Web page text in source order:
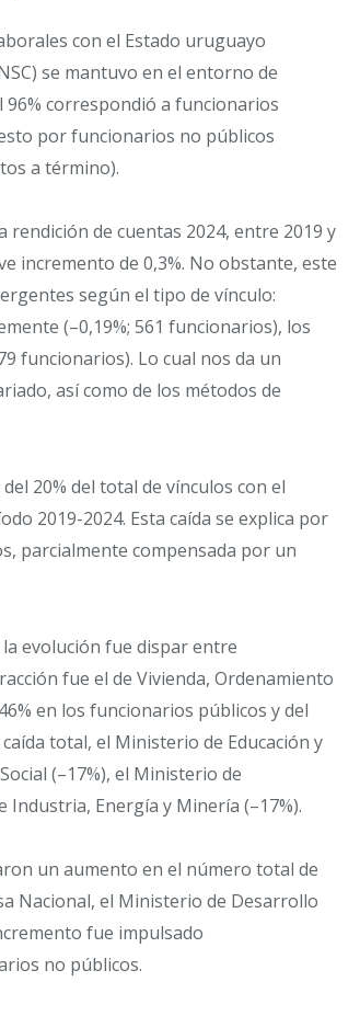
con el Estado uruguayo
se mantuvo en el entorno de
96% correspondió a funcionarios
por funcionarios no públicos
a término).
de cuentas 2024, entre 2019 y
incremento de 0,3%. No obstante, este
según el tipo de vínculo:
(–0,19%; 561 funcionarios), los
funcionarios). Lo cual nos da un
así como de los métodos de
20% del total de vínculos con el
2019-2024. Esta caída se explica por
parcialmente compensada por un
evolución fue dispar entre
fue el de Vivienda, Ordenamiento
en los funcionarios públicos y del
total, el Ministerio de Educación y
(–17%), el Ministerio de
Energía y Minería (–17%).
un aumento en el número total de
Nacional, el Ministerio de Desarrollo
fue impulsado
no públicos.